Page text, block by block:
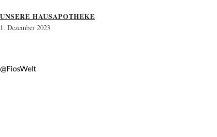
UNSERE HAUSAPOTHEKE
1. Dezember 2023
@FiosWelt